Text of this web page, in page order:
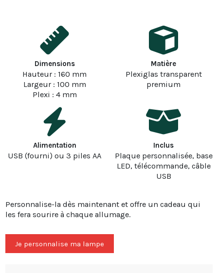
Dimensions
Hauteur : 160 mm
Largeur : 100 mm
Plexi : 4 mm
Matière
Plexiglas transparent
premium
Alimentation
USB (fourni) ou 3 piles AA
Inclus
Plaque personnalisée, base
LED, télécommande, câble
USB
Personnalise-la dès maintenant et offre un cadeau qui
les fera sourire à chaque allumage.
Je personnalise ma lampe